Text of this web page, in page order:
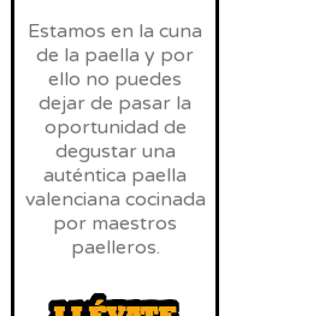
Estamos en la cuna
de la paella y por
ello no puedes
dejar de pasar la
oportunidad de
degustar una
auténtica paella
valenciana cocinada
por maestros
paelleros.